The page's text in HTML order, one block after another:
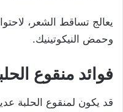
يعالج تساقط الشعر،
وحمض النيكوتينيك.
فوائد منقوع
قد يكون لمنقوع الحلبة